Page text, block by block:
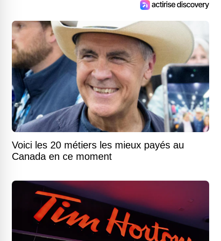
Voici les 20 métiers les mieux payés au
Canada en ce moment